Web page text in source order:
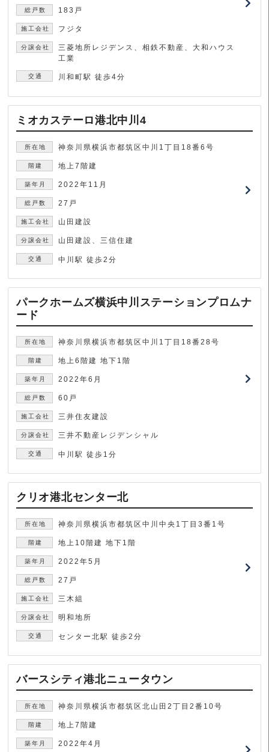
183戸
フジタ
三菱地所レジデンス、相鉄不動産、大和ハウス
工業
川和町駅 徒歩4分
ミオカステーロ港北中川4
神奈川県横浜市都筑区中川1丁目18番6号
地上7階建
2022年11月
27戸
山田建設
山田建設、三信住建
中川駅 徒歩2分
パークホームズ横浜中川ステーションプロムナ
ード
神奈川県横浜市都筑区中川1丁目18番28号
地上6階建 地下1階
2022年6月
60戸
三井住友建設
三井不動産レジデンシャル
中川駅 徒歩1分
クリオ港北センター北
神奈川県横浜市都筑区中川中央1丁目3番1号
地上10階建 地下1階
2022年5月
27戸
三木組
明和地所
センター北駅 徒歩2分
バースシティ港北ニュータウン
神奈川県横浜市都筑区北山田2丁目2番10号
地上7階建
2022年4月